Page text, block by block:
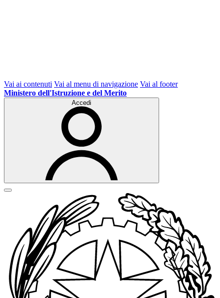
Vai ai contenuti Vai al menu di navigazione Vai al footer
Ministero dell'Istruzione e del Merito
Accedi